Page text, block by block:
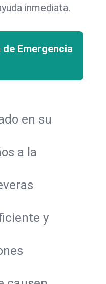
inmediata.
de Emergencia
en su
a la
y